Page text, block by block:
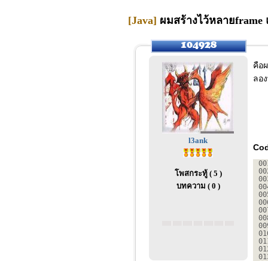
[Java] ผมสร้างไว้หลายframe
l3ank
โพสกระทู้ ( 5 )
บทความ ( 0 )
คือ
ลอ